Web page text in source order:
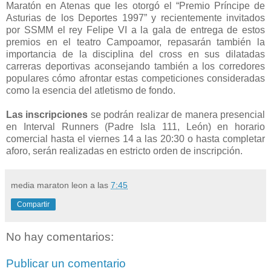
Maratón en Atenas que les otorgó el “Premio Príncipe de
Asturias de los Deportes 1997” y recientemente invitados
por SSMM el rey Felipe VI a la gala de entrega de estos
premios en el teatro Campoamor, repasarán también la
importancia de la disciplina del cross en sus dilatadas
carreras deportivas aconsejando también a los corredores
populares cómo afrontar estas competiciones consideradas
como la esencia del atletismo de fondo.
Las inscripciones se podrán realizar de manera presencial
en Interval Runners (Padre Isla 111, León) en horario
comercial hasta el viernes 14 a las 20:30 o hasta completar
aforo, serán realizadas en estricto orden de inscripción.
media maraton leon a las 7:45
Compartir
No hay comentarios:
Publicar un comentario